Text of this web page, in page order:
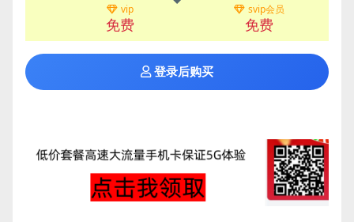
vip
免费
svip会员
免费
登录后购买